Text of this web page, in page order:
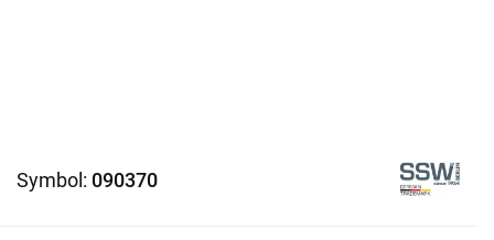
Symbol: 090370